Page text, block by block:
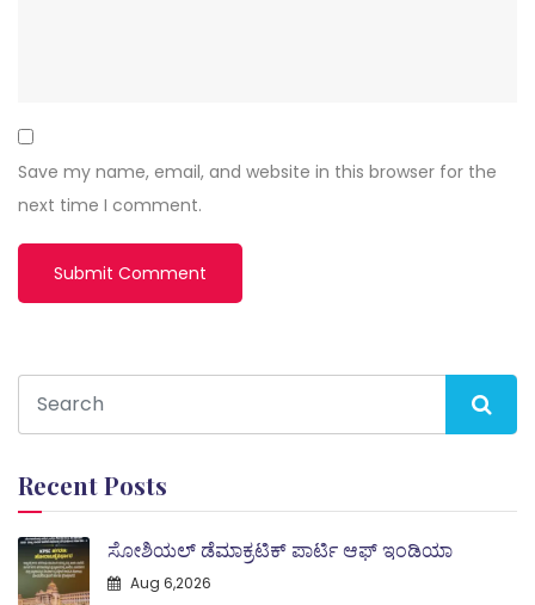
Save my name, email, and website in this browser for the
next time I comment.
Recent Posts
ಸೋಶಿಯಲ್ ಡೆಮಾಕ್ರಟಿಕ್ ಪಾರ್ಟಿ ಆಫ್ ಇಂಡಿಯಾ
Aug 6,2026